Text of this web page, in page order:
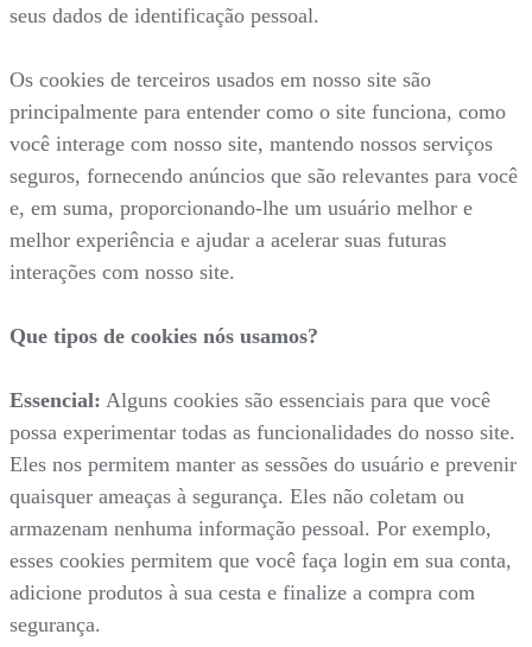
seus dados de identificação pessoal.
Os cookies de terceiros usados em nosso site são
principalmente para entender como o site funciona, como
você interage com nosso site, mantendo nossos serviços
seguros, fornecendo anúncios que são relevantes para você
e, em suma, proporcionando-lhe um usuário melhor e
melhor experiência e ajudar a acelerar suas futuras
interações com nosso site.
Que tipos de cookies nós usamos?
Essencial: Alguns cookies são essenciais para que você
possa experimentar todas as funcionalidades do nosso site.
Eles nos permitem manter as sessões do usuário e prevenir
quaisquer ameaças à segurança. Eles não coletam ou
armazenam nenhuma informação pessoal. Por exemplo,
esses cookies permitem que você faça login em sua conta,
adicione produtos à sua cesta e finalize a compra com
segurança.